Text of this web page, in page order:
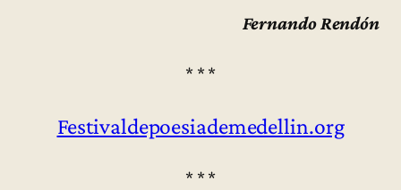
Fernando Rendón
* * *
Festivaldepoesiademedellin.org
* * *